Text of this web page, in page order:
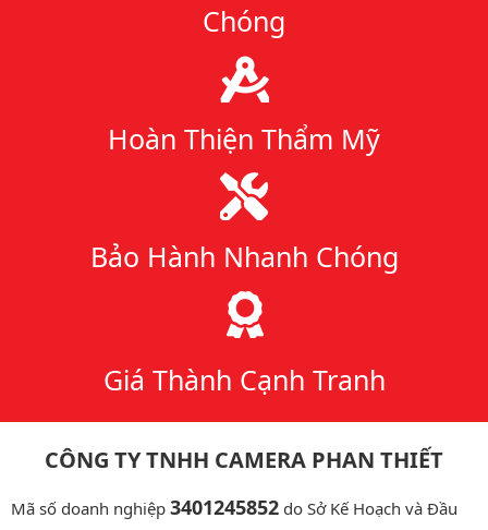
Chóng
Hoàn Thiện Thẩm Mỹ
Bảo Hành Nhanh Chóng
Giá Thành Cạnh Tranh
CÔNG TY TNHH CAMERA PHAN THIẾT
Mã số doanh nghiệp 3401245852 do Sở Kế Hoạch và Đầu